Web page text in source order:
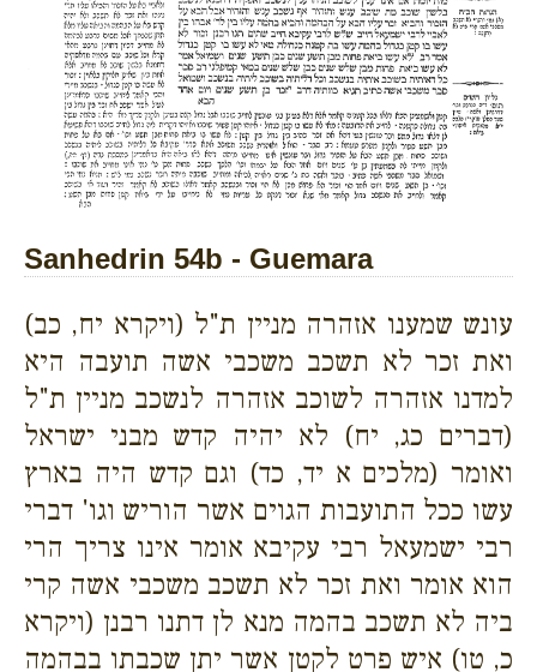
Sanhedrin 54b - Guemara
עונש שמענו אזהרה מניין ת"ל (ויקרא יח, כב)
ואת זכר לא תשכב משכבי אשה תועבה היא
למדנו אזהרה לשוכב אזהרה לנשכב מניין ת"ל
(דברים כג, יח) לא יהיה קדש מבני ישראל
ואומר (מלכים א יד, כד) וגם קדש היה בארץ
עשו ככל התועבות הגוים אשר הוריש וגו' דברי
רבי ישמעאל רבי עקיבא אומר אינו צריך הרי
הוא אומר ואת זכר לא תשכב משכבי אשה קרי
ביה לא תשכב בהמה מנא לן דתנו רבנן (ויקרא
כ, טו) איש פרט לקטן אשר יתן שכבתו בבהמה